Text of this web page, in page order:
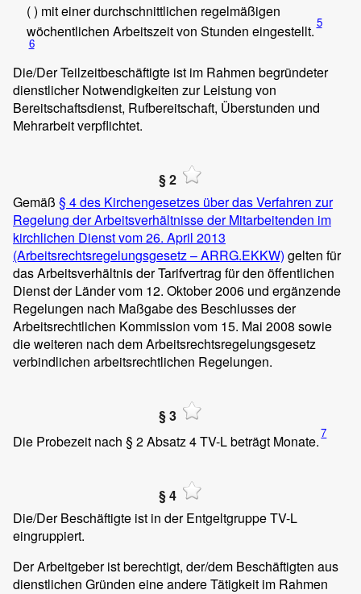
( ) mit einer durchschnittlichen regelmäßigen
wöchentlichen Arbeitszeit vonStunden eingestellt. 5
6
Die/Der Teilzeitbeschäftigte ist im Rahmen begründeter
dienstlicher Notwendigkeiten zur Leistung von
Bereitschaftsdienst, Rufbereitschaft, Überstunden und
Mehrarbeit verpflichtet.
§ 2
Gemäß § 4 des Kirchengesetzes über das Verfahren zur
Regelung der Arbeitsverhältnisse der Mitarbeitenden im
kirchlichen Dienst vom 26. April 2013
(Arbeitsrechtsregelungsgesetz – ARRG.EKKW) gelten für
das Arbeitsverhältnis der Tarifvertrag für den öffentlichen
Dienst der Länder vom 12. Oktober 2006 und ergänzende
Regelungen nach Maßgabe des Beschlusses der
Arbeitsrechtlichen Kommission vom 15. Mai 2008 sowie
die weiteren nach dem Arbeitsrechtsregelungsgesetz
verbindlichen arbeitsrechtlichen Regelungen.
§ 3
Die Probezeit nach § 2 Absatz 4 TV-L beträgt Monate.7
§ 4
Die/Der Beschäftigte ist in der EntgeltgruppeTV-L
eingruppiert.
Der Arbeitgeber ist berechtigt, der/dem Beschäftigten aus
dienstlichen Gründen eine andere Tätigkeit im Rahmen